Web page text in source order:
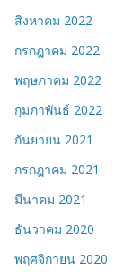
สิงหาคม 2022
กรกฎาคม 2022
พฤษภาคม 2022
กุมภาพันธ์ 2022
กันยายน 2021
กรกฎาคม 2021
มีนาคม 2021
ธันวาคม 2020
พฤศจิกายน 2020